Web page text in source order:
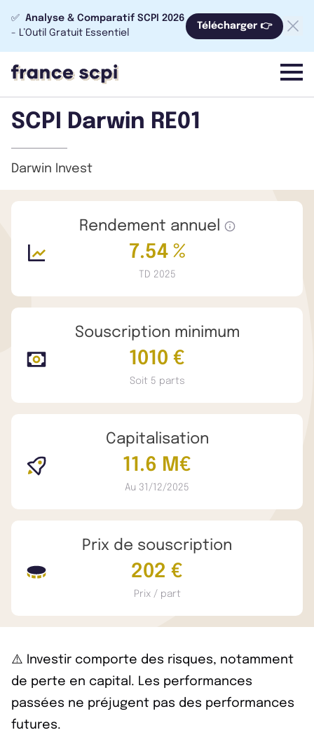
✅ Analyse & Comparatif SCPI 2026
- L’Outil Gratuit Essentiel
Télécharger 👉
menu
SCPI Darwin RE01
Darwin Invest
Rendement annuel
7.54 %
TD 2025
Souscription minimum
1010 €
Soit 5 parts
Capitalisation
11.6 M€
Au 31/12/2025
Prix de souscription
202 €
Prix / part
⚠️ Investir comporte des risques, notamment
de perte en capital. Les performances
passées ne préjugent pas des performances
futures.